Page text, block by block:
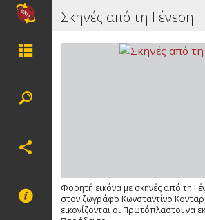
Σκηνές από τη Γένεση
Φορητή εικόνα με σκηνές από τη
στον ζωγράφο Κωνσταντίνο
εικονίζονται οι Πρωτόπλαστοι να